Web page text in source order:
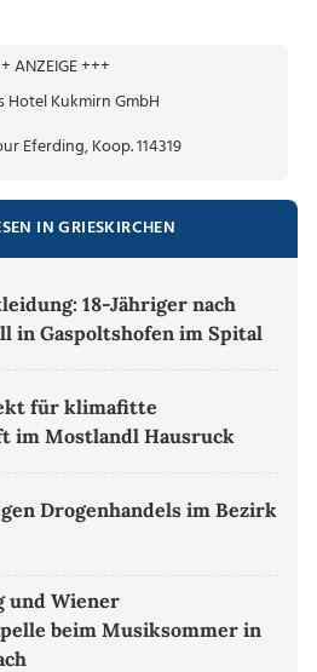
ANZEIGE +++
IN GRIESKIRCHEN
18-Jähriger nach
in Gaspoltshofen im Spital
für klimafitte
im Mostlandl Hausruck
Drogenhandels im Bezirk
und Wiener
beim Musiksommer in